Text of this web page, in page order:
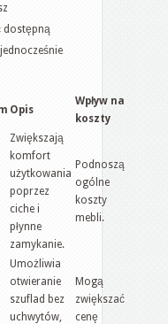
dostępną
Opis
Wpływ na
koszty
Zwiększają
komfort
użytkowania
poprzez
ciche i
płynne
zamykanie.
Podnoszą
ogólne
koszty
mebli.
Umożliwia
otwieranie
szuflad bez
uchwytów,
Mogą
zwiększać
cenę